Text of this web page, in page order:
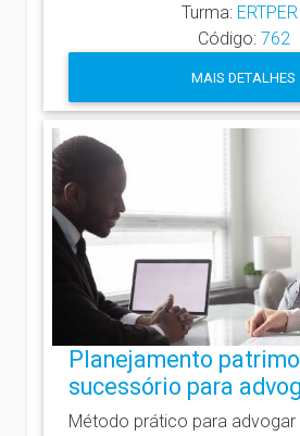
Turma: ERTPER
Código: 762
MAIS DETALHES
Planejamento
sucessório para
Método prático para